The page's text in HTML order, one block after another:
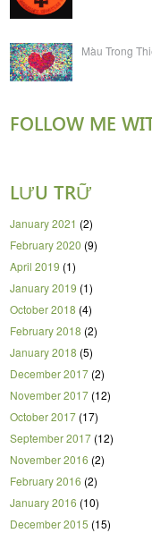
Màu Trong
FOLLOW ME
LƯU TRỮ
January 2021 (2)
February 2020 (9)
April 2019 (1)
January 2019 (1)
October 2018 (4)
February 2018 (2)
January 2018 (5)
December 2017 (2)
November 2017 (12)
October 2017 (17)
September 2017 (12)
November 2016 (2)
February 2016 (2)
January 2016 (10)
December 2015 (15)